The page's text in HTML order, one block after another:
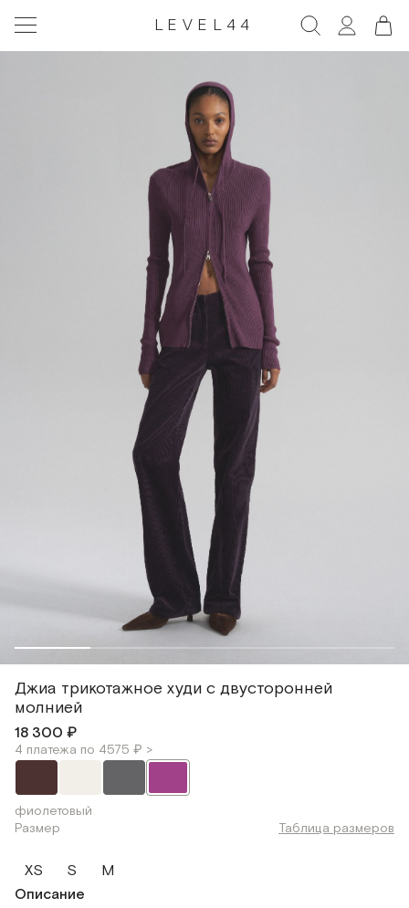
LEVEL44
Джиа трикотажное худи с двусторонней
молнией
18 300 ₽
4 платежа по 4575 ₽ >
фиолетовый
Размер
Таблица размеров
XS S
M
Описание